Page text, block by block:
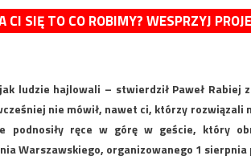
CI SIĘ TO CO ROBIMY? WESPRZYJ
ludzie hajlowali – stwierdził Paweł Rabiej
nie mówił, nawet ci, którzy rozwiązali
podnosiły ręce w górę w geście, który
Warszawskiego, organizowanego 1